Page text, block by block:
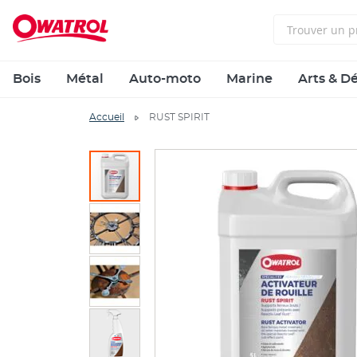
Bois Métal Auto-moto Marine Arts &
Accueil RUST SPIRIT
to
the
images
gallery